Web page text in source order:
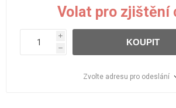
Volat pro zjištění
i
h
KOUPIT
Zvolte adresu pro odeslání